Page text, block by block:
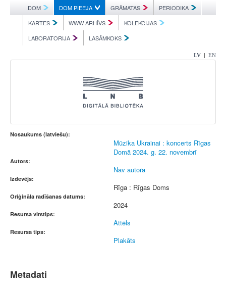
DOM DOM PIEEJA GRĀMATAS
PERIODIKA
KARTES
WWW ARHĪVS
KOLEKCIJAS
LABORATORIJA
LASĀMKOKS
LV | EN
Nosaukums (latviešu):
Mūzika Ukrainai : koncerts Rīgas
Domā 2024. g. 22. novembrī
Autors:
Nav autora
Izdevējs:
Rīga : Rīgas Doms
Oriģināla radīšanas datums:
2024
Resursa virstips:
Attēls
Resursa tips:
Plakāts
Metadati